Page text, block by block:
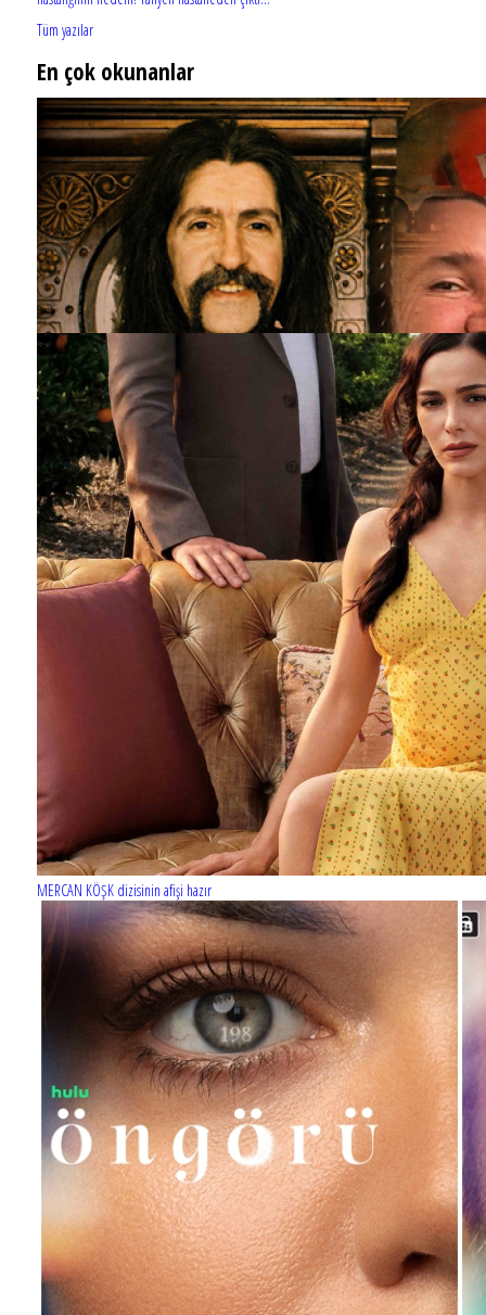
Tüm yazılar
En çok okunanlar
Barış Manço'nun mirasçıları mahkemede!
MERCAN KÖŞK dizisinin afişi hazır